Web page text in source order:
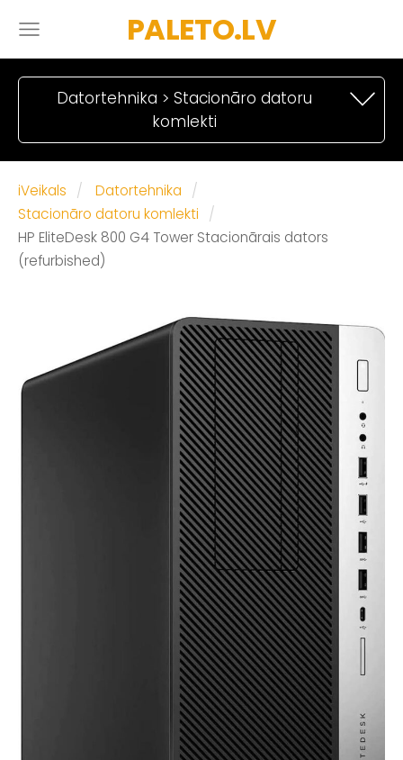
PALETO.LV
Datortehnika > Stacionāro datoru
komlekti
iVeikals
Datortehnika
Stacionāro datoru komlekti
HP EliteDesk 800 G4 Tower Stacionārais dators
(refurbished)